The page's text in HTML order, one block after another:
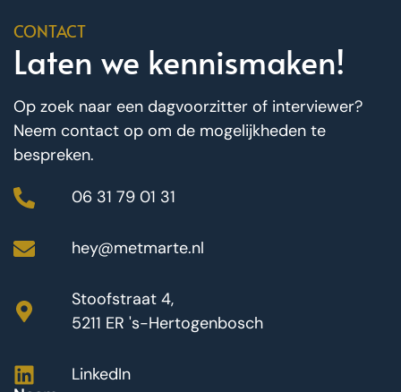
CONTACT
Laten we kennismaken!
Op zoek naar een dagvoorzitter of interviewer?
Neem contact op om de mogelijkheden te
bespreken.
06 31 79 01 31
hey@metmarte.nl
Stoofstraat 4,
5211 ER 's-Hertogenbosch
LinkedIn